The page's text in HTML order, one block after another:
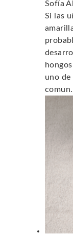
Sofía
Si las
uno de